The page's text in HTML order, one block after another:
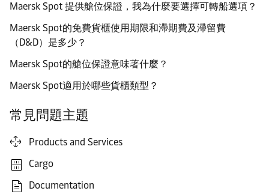
Maersk Spot 提供艙位保證，我為什麼要選擇可轉船選項？
Maersk Spot的免費貨櫃使用期限和滯期費及滯留費
（D&D）是多少？
Maersk Spot的艙位保證意味著什麼？
Maersk Spot適用於哪些貨櫃類型？
常見問題主題
Products and Services
Cargo
Documentation